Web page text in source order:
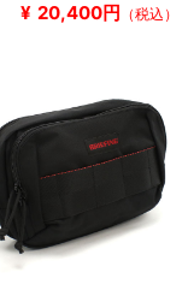
¥ 20,400円 （税込）